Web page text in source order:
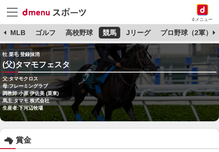
dメニュー
MLB ゴルフ 高校野球 競馬 Jリーグ プロ野球（2軍）
牡 栗毛 登録抹消
(父)タマモフェスタ
父:タマモクロス
母:フレーミングラブ
調教師:小原 伊佐美 (栗東)
馬主:タマモ 株式会社
生産者:下河辺牧場
賞金